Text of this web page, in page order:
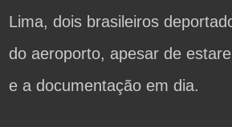
Lima, dois brasileiros
do aeroporto, apesar de
e a documentação em dia.